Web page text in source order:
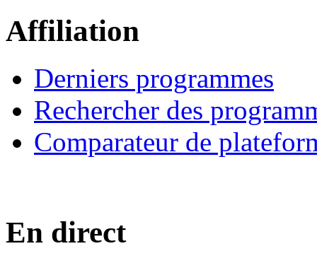
Affiliation
Derniers programmes
Rechercher des
Comparateur de
En direct